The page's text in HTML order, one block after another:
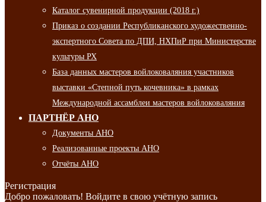
Каталог сувенирной продукции (2018 г.)
Приказ о создании Республиканского художественно-
экспертного Совета по ДПИ, НХПиР при Министерстве
культуры РХ
База данных мастеров войлоковаляния участников
выставки «Степной путь кочевника» в рамках
Международной ассамблеи мастеров войлоковаляния
ПАРТНЁР АНО
Документы АНО
Реализованные проекты АНО
Отчёты АНО
Регистрация
Добро пожаловать! Войдите в свою учётную запись